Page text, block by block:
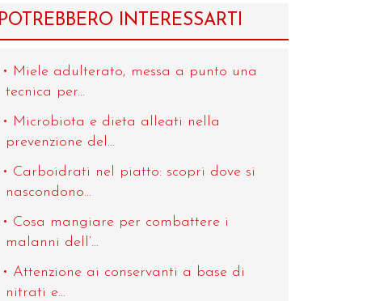
POTREBBERO INTERESSARTI
Miele adulterato, messa a punto una
tecnica per...
Microbiota e dieta alleati nella
prevenzione del...
Carboidrati nel piatto: scopri dove si
nascondono...
Cosa mangiare per combattere i
malanni dell’...
Attenzione ai conservanti a base di
nitrati e...